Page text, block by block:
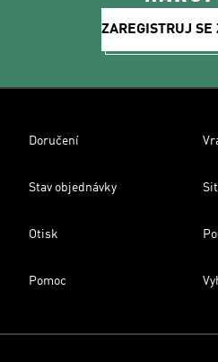
ZAREGISTRUJ SE
Doručení
Stav objednávky
Otisk
Pomoc